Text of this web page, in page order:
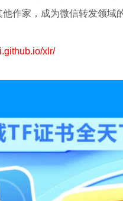
作家，成为微信转发领域
xlr/